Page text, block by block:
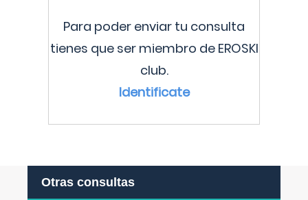
Para poder enviar tu consulta
tienes que ser miembro de EROSKI
club.
Identificate
Otras consultas